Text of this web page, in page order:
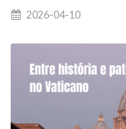
2026-04-10